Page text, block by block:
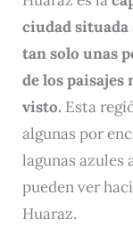
ciudad situada
tan solo unas
de los paisajes
visto. Esta
algunas por
lagunas azules
pueden ver
Huaraz.